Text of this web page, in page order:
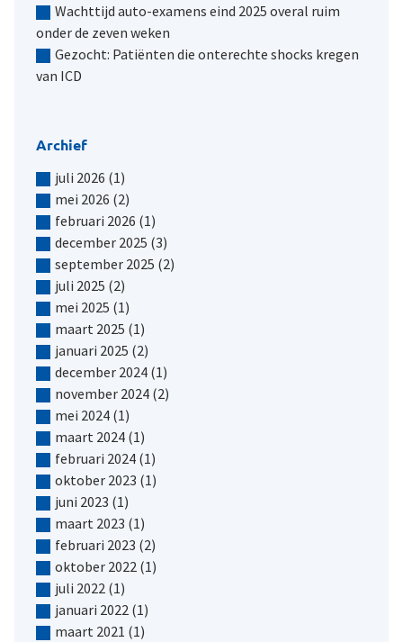
Wachttijd auto-examens eind 2025 overal ruim
onder de zeven weken
Gezocht: Patiënten die onterechte shocks kregen
van ICD
Archief
juli 2026 (1)
mei 2026 (2)
februari 2026 (1)
december 2025 (3)
september 2025 (2)
juli 2025 (2)
mei 2025 (1)
maart 2025 (1)
januari 2025 (2)
december 2024(1)
november 2024(2)
mei 2024(1)
maart 2024(1)
februari 2024(1)
oktober 2023 (1)
juni 2023 (1)
maart 2023 (1)
februari 2023 (2)
oktober 2022 (1)
juli 2022 (1)
januari 2022 (1)
maart 2021 (1)